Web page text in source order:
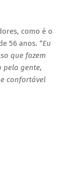
como é o
56 anos. “Eu
que fazem
pela gente,
confortável